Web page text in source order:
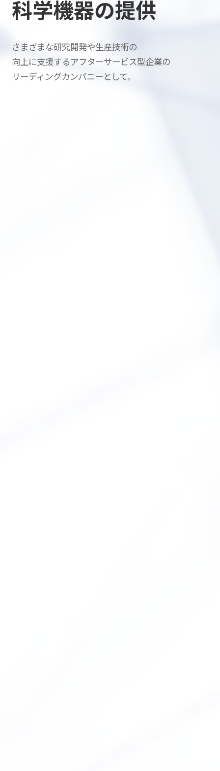
科学機器の提供
さまざまな研究開発や生産技術の
向上に支援するアフターサービス型企業の
リーディングカンパニーとして。